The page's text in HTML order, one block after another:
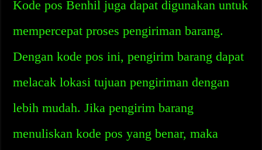
Kode pos Benhil juga dapat digunakan untuk
mempercepat proses pengiriman barang.
Dengan kode pos ini, pengirim barang dapat
melacak lokasi tujuan pengiriman dengan
lebih mudah. Jika pengirim barang
menuliskan kode pos yang benar, maka